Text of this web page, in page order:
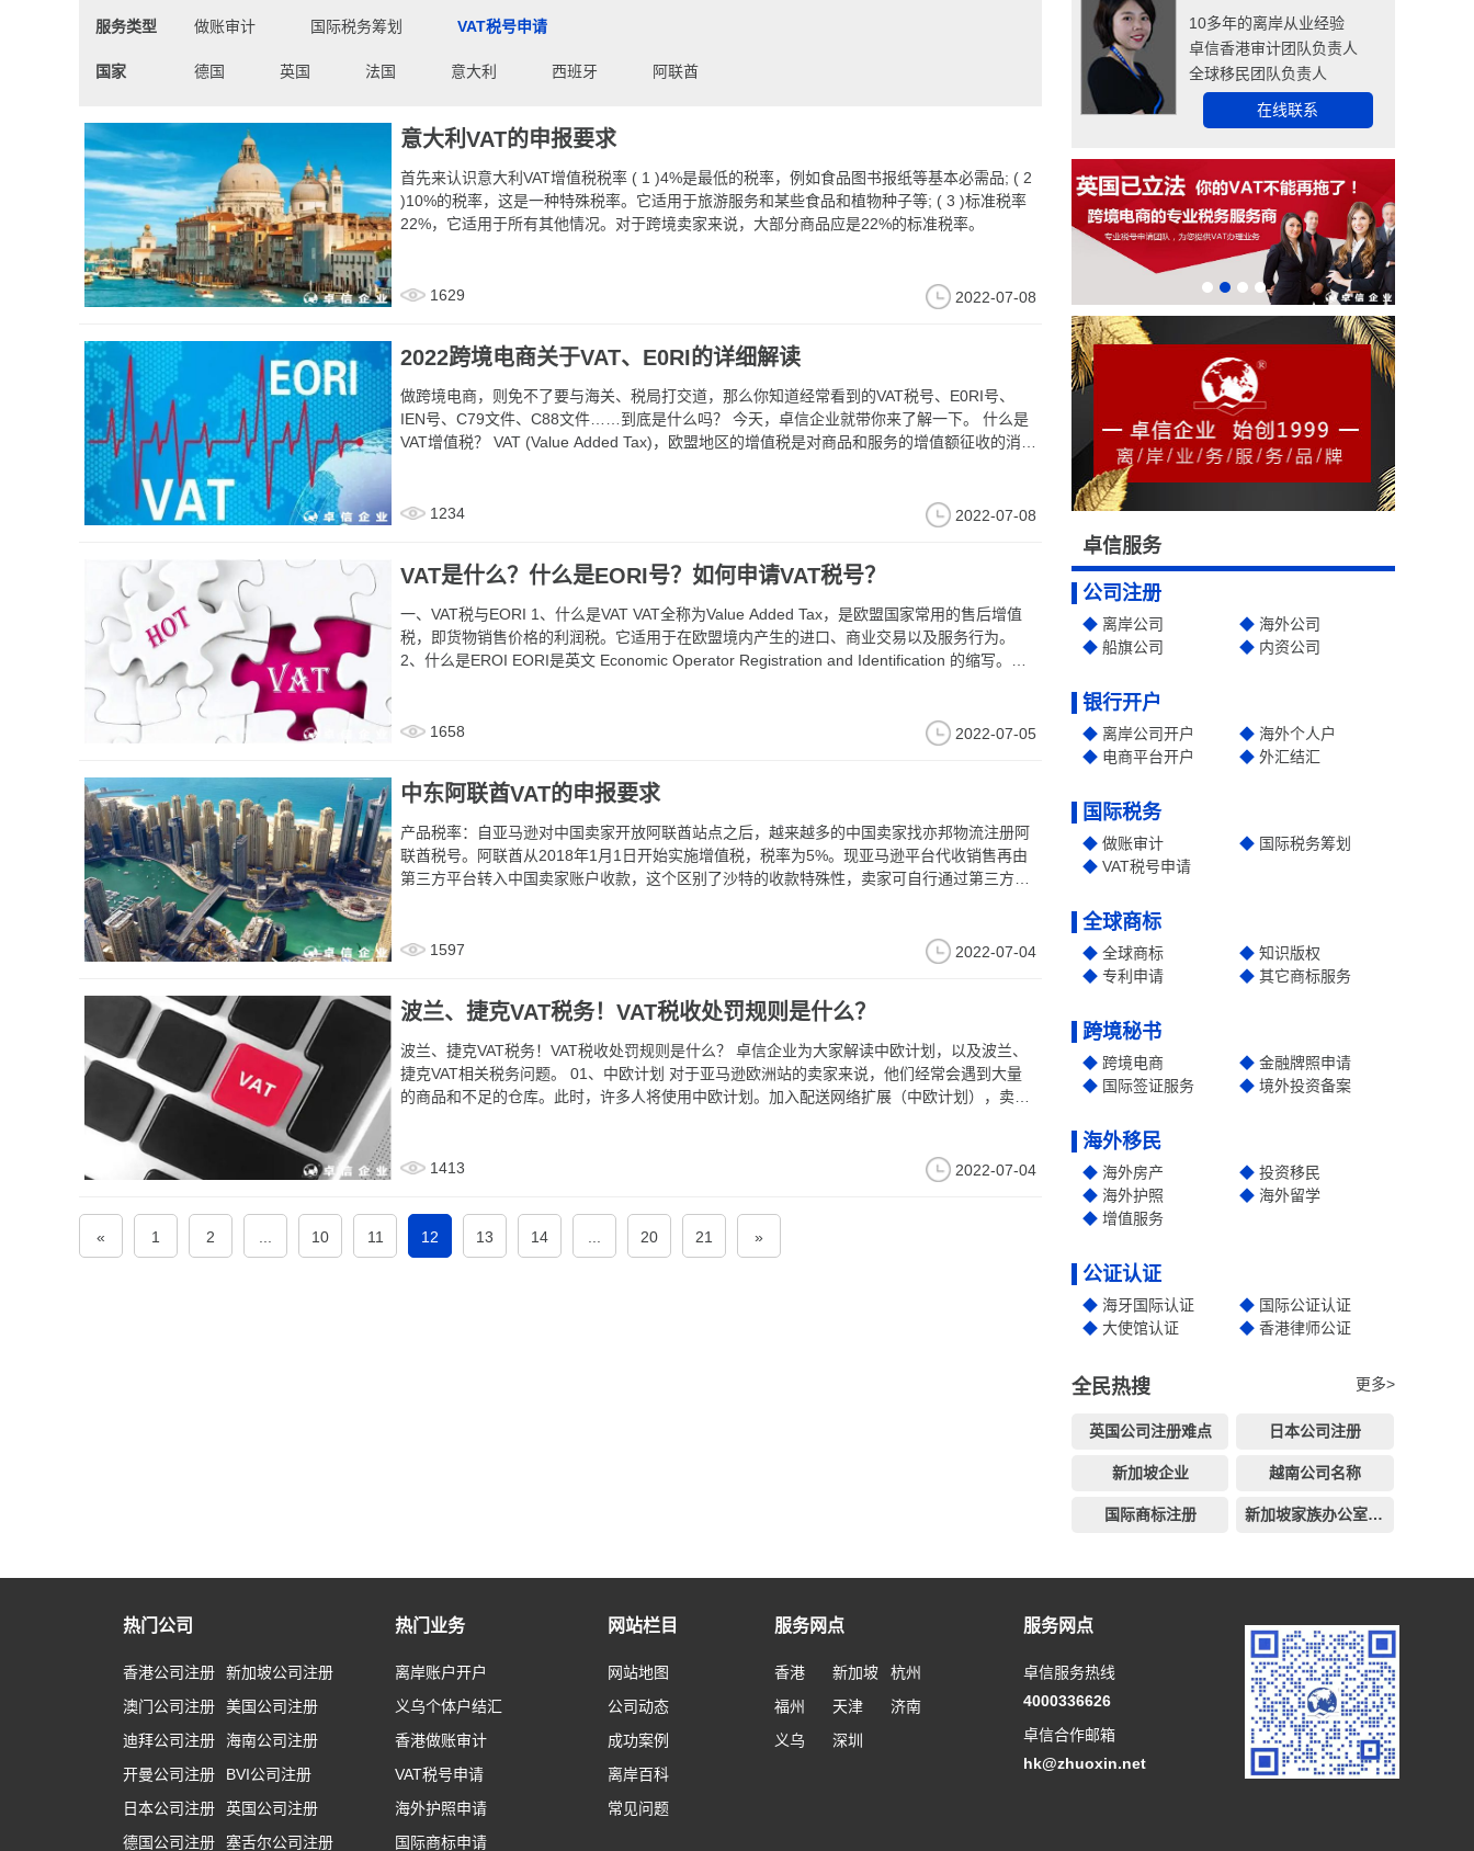
服务类型 做账审计 国际税务筹划 VAT税号申请
国家 德国 英国 法国 意大利 西班牙 阿联酋
意大利VAT的申报要求
首先来认识意大利VAT增值税税率 ( 1 )4%是最低的税率，例如食品图书报纸等基本必需品; ( 2
)10%的税率，这是一种特殊税率。它适用于旅游服务和某些食品和植物种子等; ( 3 )标准税率
22%，它适用于所有其他情况。对于跨境卖家来说，大部分商品应是22%的标准税率。
1629 2022-07-08
2022跨境电商关于VAT、E0RI的详细解读
做跨境电商，则免不了要与海关、税局打交道，那么你知道经常看到的VAT税号、E0RI号、
IEN号、C79文件、C88文件……到底是什么吗？ 今天，卓信企业就带你来了解一下。 什么是
VAT增值税？ VAT (Value Added Tax)，欧盟地区的增值税是对商品和服务的增值额征收的消费
口增值税，等到货物销售后向商家退回进口增值税，之后再根据相应的销售额征收销售增值
1234 2022-07-08
VAT是什么？什么是EORI号？如何申请VAT税号？
一、VAT税与EORI 1、什么是VAT VAT全称为Value Added Tax，是欧盟国家常用的售后增值
税，即货物销售价格的利润税。它适用于在欧盟境内产生的进口、商业交易以及服务行为。
2、什么是EROI EORI是英文 Economic Operator Registration and Identification 的缩写。该
1658
2022-07-05
中东阿联酋VAT的申报要求
产品税率：自亚马逊对中国卖家开放阿联酋站点之后，越来越多的中国卖家找亦邦物流注册阿
联酋税号。阿联酋从2018年1月1日开始实施增值税，税率为5%。现亚马逊平台代收销售再由
第三方平台转入中国卖家账户收款，这个区别了沙特的收款特殊性，卖家可自行通过第三方连
1597 2022-07-04
波兰、捷克VAT税务！VAT税收处罚规则是什么？
波兰、捷克VAT税务！VAT税收处罚规则是什么？ 卓信企业为大家解读中欧计划，以及波兰、
捷克VAT相关税务问题。 01、中欧计划 对于亚马逊欧洲站的卖家来说，他们经常会遇到大量
的商品和不足的仓库。此时，许多人将使用中欧计划。加入配送网络扩展（中欧计划），卖家
1413
2022-07-04
« 1 2 10 11 12 13 14 20 21 »
10多年的离岸从业经验
卓信香港审计团队负责人
全球移民团队负责人
在线联系
卓信服务
公司注册
离岸公司
海外公司
船旗公司
内资公司
银行开户
离岸公司开户
海外个人户
电商平台开户
外汇结汇
国际税务
做账审计
国际税务筹划
VAT税号申请
全球商标
全球商标
知识版权
专利申请
其它商标服务
跨境秘书
跨境电商
金融牌照申请
国际签证服务
境外投资备案
海外移民
海外房产
投资移民
海外护照
海外留学
增值服务
公证认证
海牙国际认证
国际公证认证
大使馆认证
香港律师公证
全民热搜 更多>
英国公司注册难点 日本公司注册
新加坡企业 越南公司名称
国际商标注册 新加坡家族办公室申请
热门公司
香港公司注册
新加坡公司注册
澳门公司注册
美国公司注册
迪拜公司注册
海南公司注册
开曼公司注册
BVI公司注册
日本公司注册
英国公司注册
德国公司注册
塞舌尔公司注册
热门业务
离岸账户开户
义乌个体户结汇
香港做账审计
VAT税号申请
海外护照申请
国际商标申请
网站栏目
网站地图
公司动态
成功案例
离岸百科
常见问题
服务网点
香港 新加坡
杭州
福州
天津
济南
义乌
深圳
服务网点
卓信服务热线
4000336626
卓信合作邮箱
hk@zhuoxin.net